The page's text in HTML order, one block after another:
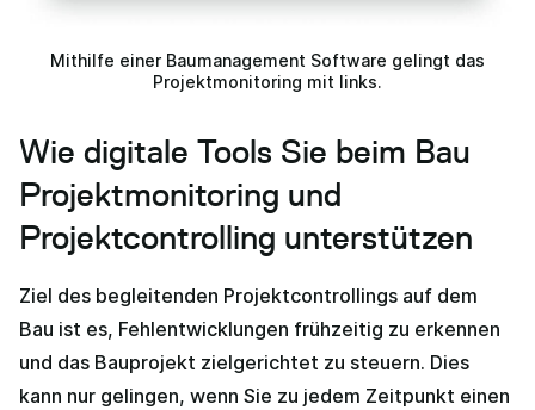
Mithilfe einer Baumanagement Software gelingt das
Projektmonitoring mit links.
Wie digitale Tools Sie beim Bau
Projektmonitoring und
Projektcontrolling unterstützen
Ziel des begleitenden Projektcontrollings auf dem
Bau ist es, Fehlentwicklungen frühzeitig zu erkennen
und das Bauprojekt zielgerichtet zu steuern. Dies
kann nur gelingen, wenn Sie zu jedem Zeitpunkt einen